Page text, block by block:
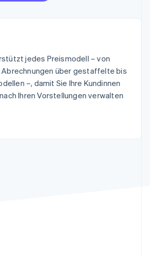
Sektor
Integrationen
Beispiele
Blog
Status
jedes Preismodell – von
über gestaffelte bis
–, damit Sie Ihre Kundinnen
Ihren Vorstellungen verwalten